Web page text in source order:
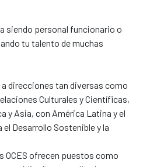
siendo personal funcionario o
tu talento de muchas
direcciones tan diversas como
Culturales y Científicas,
y Asia, con América Latina y el
el Desarrollo Sostenible y la
OCES ofrecen puestos como